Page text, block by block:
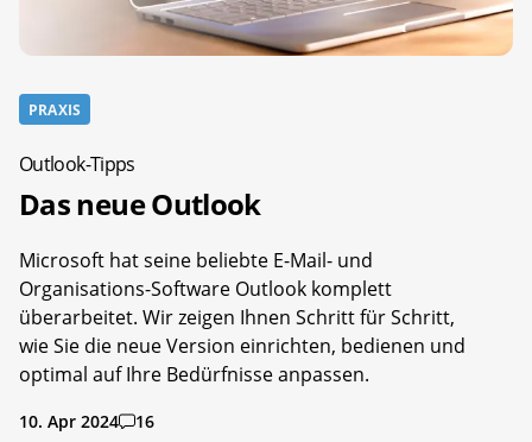
PRAXIS
Outlook-Tipps
Das neue Outlook
Microsoft hat seine beliebte E-Mail- und
Organisations-Software Outlook komplett
überarbeitet. Wir zeigen Ihnen Schritt für Schritt,
wie Sie die neue Version einrichten, bedienen und
optimal auf Ihre Bedürfnisse anpassen.
10. Apr 2024 16